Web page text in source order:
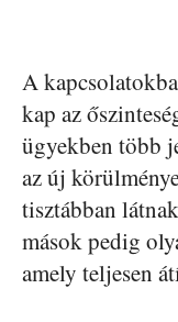
A
kap az
ügyekben több
az új
tisztábban
mások pedig
amely teljesen